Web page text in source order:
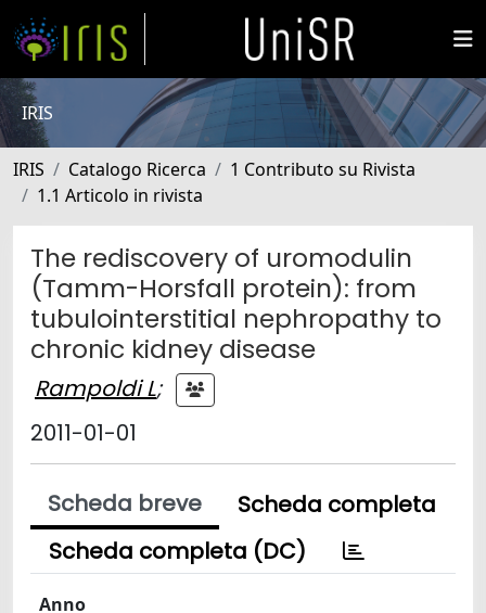
IRIS
IRIS Catalogo Ricerca
1 Contributo su Rivista
1.1 Articolo in rivista
The rediscovery of uromodulin
(Tamm-Horsfall protein): from
tubulointerstitial nephropathy to
chronic kidney disease
Rampoldi L;
2011-01-01
Scheda breve
Scheda completa
Scheda completa (DC)
Anno